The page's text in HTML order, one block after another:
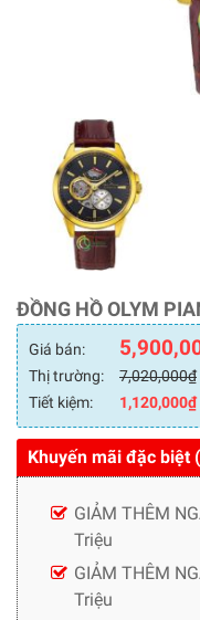
ĐỒNG HỒ OLYM
Giá bán:
Thị trường: 7,020,000₫
Tiết kiệm:
1,120,000₫
Khuyến mãi đặc biệt
GIẢM THÊM
Triệu
GIẢM THÊM
Triệu